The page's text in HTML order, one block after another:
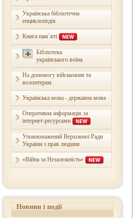
Українська бібліотечна
енциклопедія
Книга пам`яті
Бібліотека
українського воїна
На допомогу військовим та
волонтерам
Українська мова - державна мова
Оперативна інформація за
інтернет-ресурсами
Уповноважений Верховної Ради
України з прав людини
«Війна за Незалежність»
Новини і події